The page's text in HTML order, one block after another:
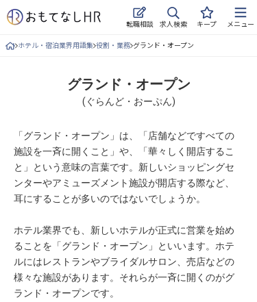
転職相談 求人検索 キープ メニュー
求人・施設を探す
就職・転職 合同説明会
おもてなしHRについて
よくある質問
ホテル・宿泊業界情報コラム
ホテル・宿泊業界用語集 役割・業務 グランド・オープン
グランド・オープン
( ぐらんど・おーぷん)
「グランド・オープン」は、「店舗などですべての
施設を一斉に開くこと」や、「華々しく開店するこ
と」という意味の言葉です。新しいショッピングセ
ンターやアミューズメント施設が開店する際など、
耳にすることが多いのではないでしょうか。
ホテル業界でも、新しいホテルが正式に営業を始め
ることを「グランド・オープン」といいます。ホテ
ルにはレストランやブライダルサロン、売店などの
様々な施設があります。それらが一斉に開くのがグ
ランド・オープンです。